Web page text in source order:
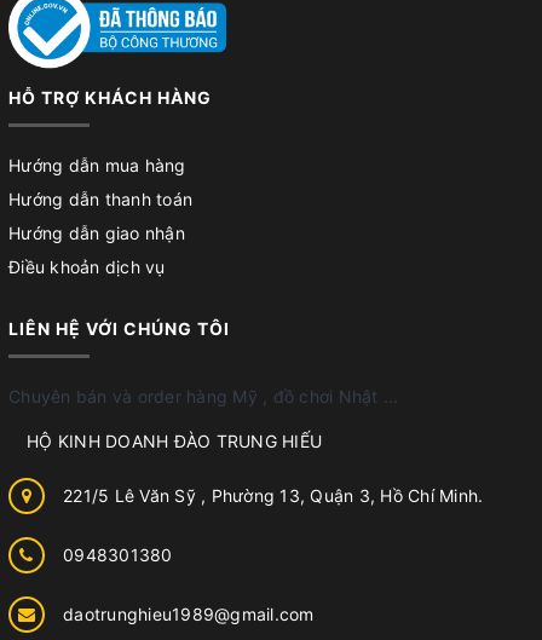
HỖ TRỢ KHÁCH HÀNG
Hướng dẫn mua hàng
Hướng dẫn thanh toán
Hướng dẫn giao nhận
Điều khoản dịch vụ
LIÊN HỆ VỚI CHÚNG TÔI
Chuyên bán và order hàng Mỹ , đồ chơi Nhật ...
HỘ KINH DOANH ĐÀO TRUNG HIẾU
221/5 Lê Văn Sỹ , Phường 13, Quận 3, Hồ Chí Minh.
0948301380
daotrunghieu1989@gmail.com